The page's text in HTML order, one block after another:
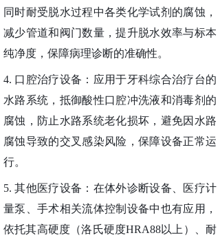
同时耐受脱水过程中各类化学试剂的腐蚀，
减少管道和阀门数量，提升脱水效率与标本
纯净度，保障病理诊断的准确性。
4. 口腔治疗设备：应用于牙科综合治疗台的
水路系统，抵御酸性口腔冲洗液和消毒剂的
腐蚀，防止水路系统老化损坏，避免因水路
腐蚀导致的交叉感染风险，保障设备正常运
行。
5.其他医疗设备：在体外诊断设备、医疗计
量泵、手术相关流体控制设备中也有应用，
依托其高硬度（洛氏硬度HRA88以上）、耐